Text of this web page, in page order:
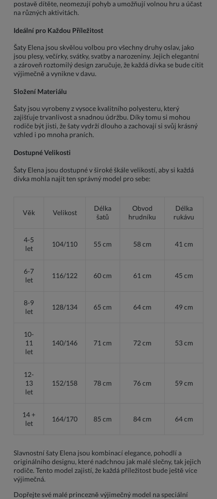
postavě dítěte, neomezují pohyb a umožňují volnou hru a účast
na různých aktivitách.
Ideální pro Každou Příležitost
Šaty Elena jsou skvělou volbou pro všechny druhy oslav, jako
jsou plesy, večírky, svátky, svatby a narozeniny. Jejich elegantní
a zároveň roztomilý design zaručuje, že každá dívka se bude cítit
výjimečně a vynikne v davu.
Složení Materiálu
Šaty jsou vyrobeny z vysoce kvalitního polyesteru, který
zajišťuje trvanlivost a snadnou údržbu. Díky tomu si mohou
rodiče být jisti, že šaty vydrží dlouho a zachovají si svůj krásný
vzhled i po mnoha praních.
Dostupné Velikosti
Šaty Elena jsou dostupné v široké škále velikostí, aby si každá
dívka mohla najít ten správný model pro sebe:
Věk Velikost
Délka
šatů
Obvod
hrudníku
Délka
rukávu
4-5
let
104/110 55 cm 58 cm 41 cm
6-7
let
116/122 60 cm 61 cm 45 cm
8-9
let
128/134 65 cm 64 cm 49 cm
10-
11
let
140/146 71 cm 72 cm 53 cm
12-
13
let
152/158 78 cm 76 cm 59 cm
14 +
let
164/170 85 cm 84 cm 64 cm
Slavnostní šaty Elena jsou kombinací elegance, pohodlí a
originálního designu, které nadchnou jak malé slečny, tak jejich
rodiče. Tento model zajistí, že každá příležitost bude ještě více
výjimečná.
Dopřejte své malé princezně výjimečný model na speciální